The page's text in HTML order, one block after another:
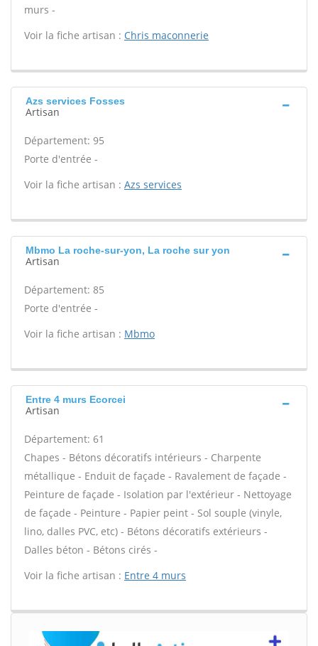
murs -
Voir la fiche artisan : Chris maconnerie
Azs services Fosses
Artisan
Département: 95
Porte d'entrée -
Voir la fiche artisan : Azs services
Mbmo La roche-sur-yon, La roche sur yon
Artisan
Département: 85
Porte d'entrée -
Voir la fiche artisan : Mbmo
Entre 4 murs Ecorcei
Artisan
Département: 61
Chapes - Bétons décoratifs intérieurs - Charpente
métallique - Enduit de façade - Ravalement de façade -
Peinture de façade - Isolation par l'extérieur - Nettoyage
de façade - Peinture - Papier peint - Sol souple (vinyle,
lino, dalles PVC, etc) - Bétons décoratifs extérieurs -
Dalles béton - Bétons cirés -
Voir la fiche artisan : Entre 4 murs